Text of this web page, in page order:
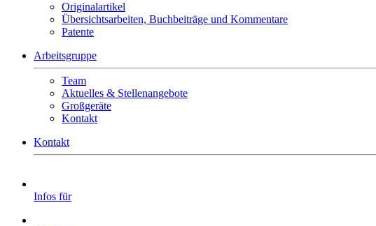
Originalartikel
Übersichtsarbeiten, Buchbeiträge und Kommentare
Patente
Arbeitsgruppe
Team
Aktuelles & Stellenangebote
Großgeräte
Kontakt
Kontakt
Infos für